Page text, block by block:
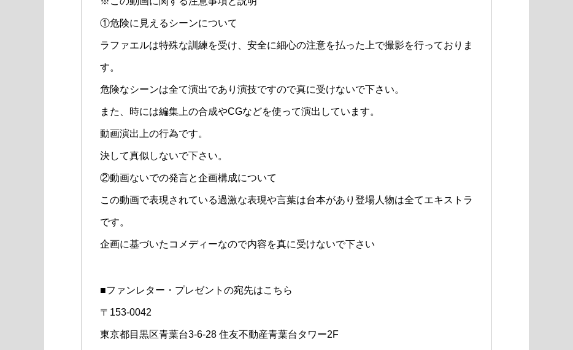
①危険に見えるシーンについて
ラファエルは特殊な訓練を受け、安全に細心の注意を払った上で撮影を行っておりま
す。
危険なシーンは全て演出であり演技ですので真に受けないで下さい。
また、時には編集上の合成やCGなどを使って演出しています。
動画演出上の行為です。
決して真似しないで下さい。
②動画ないでの発言と企画構成について
この動画で表現されている過激な表現や言葉は台本があり登場人物は全てエキストラ
です。
企画に基づいたコメディーなので内容を真に受けないで下さい
■ファンレター・プレゼントの宛先はこちら
〒153-0042
東京都目黒区青葉台3-6-28 住友不動産青葉台タワー2F